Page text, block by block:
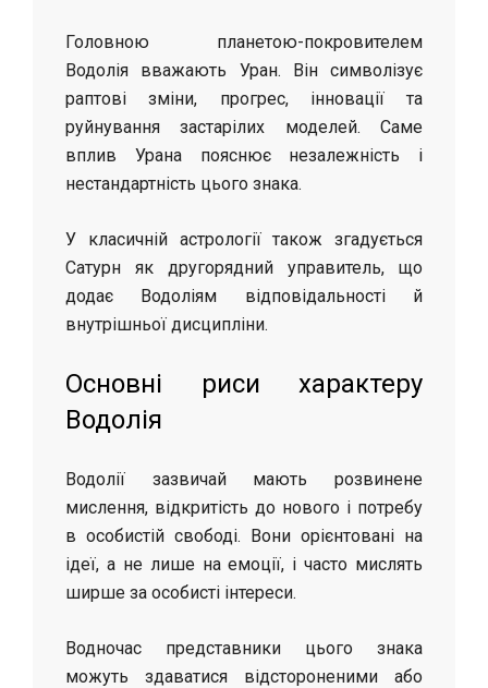
Головною планетою-покровителем
Водолія вважають Уран. Він символізує
раптові зміни, прогрес, інновації та
руйнування застарілих моделей. Саме
вплив Урана пояснює незалежність і
нестандартність цього знака.
У класичній астрології також згадується
Сатурн як другорядний управитель, що
додає Водоліям відповідальності й
внутрішньої дисципліни.
Основні риси характеру
Водолія
Водолії зазвичай мають розвинене
мислення, відкритість до нового і потребу
в особистій свободі. Вони орієнтовані на
ідеї, а не лише на емоції, і часто мислять
ширше за особисті інтереси.
Водночас представники цього знака
можуть здаватися відстороненими або